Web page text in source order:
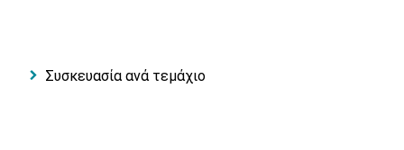
Συσκευασία ανά τεμάχιο